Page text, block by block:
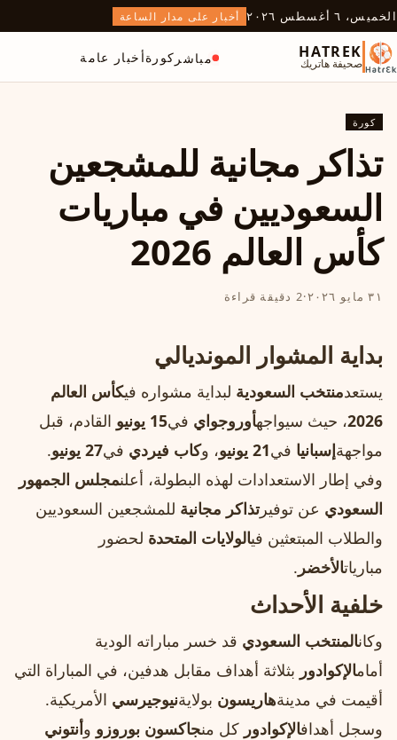
الخميس، ٦ أغسطس ٢٠٢٦ أخبار على مدار الساعة
HATREK
صحيفة هاتريك مباشر كورةأخبار عامة
كورة
تذاكر مجانية للمشجعين
السعوديين في مباريات
كأس العالم 2026
٣١ مايو ٢٠٢٦ ·2 دقيقة قراءة
بداية المشوار المونديالي
يستعدمنتخب السعودية لبداية مشواره فيكأس العالم
2026، حيث سيواجهأوروجواي في15 يونيو
القادم، قبل
مواجهةإسبانيا في21 يونيو ، وكاب فيردي في27 يونيو
.
وفي إطار الاستعدادات لهذه البطولة، أعلنمجلس الجمهور
السعودي عن توفيرتذاكر مجانية للمشجعين السعوديين
والطلاب المبتعثين فيالولايات المتحدة لحضور
مبارياتالأخضر .
خلفية الأحداث
وكانالمنتخب السعودي قد خسر مباراته الودية
أمامالإكوادور بثلاثة أهداف مقابل هدفين، في المباراة التي
أقيمت في مدينةهاريسون بولايةنيوجيرسي الأمريكية.
وسجل أهدافالإكوادور كل منجاكسون بوروزو وأنتوني